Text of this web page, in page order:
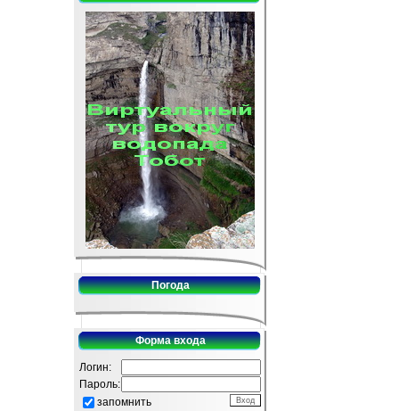
Погода
Форма входа
Логин:
Пароль:
запомнить